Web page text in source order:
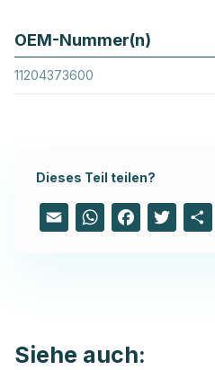
OEM-Nummer(n)
11204373600
Dieses Teil teilen?
Email WhatsAppFacebook
Twitter
Siehe auch: